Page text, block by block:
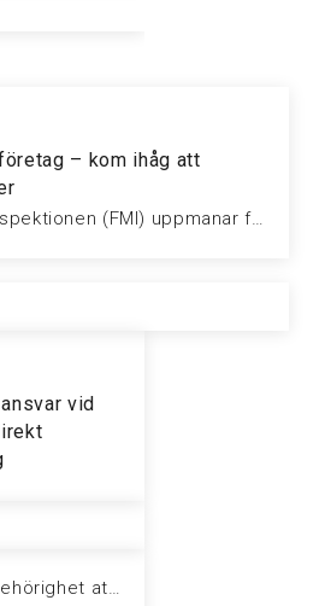
– kom ihåg att
Fastighetsmäklarinspektionen (FMI) uppmanar företag att uppdatera sina kontaktuppgifter. Under 2025 granskade FMI…
vid